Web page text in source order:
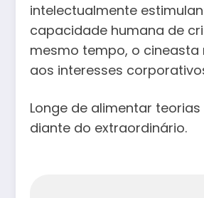
intelectualmente
capacidade humana de
mesmo tempo, o
aos interesses
Longe de alimentar
diante do extraordinário.